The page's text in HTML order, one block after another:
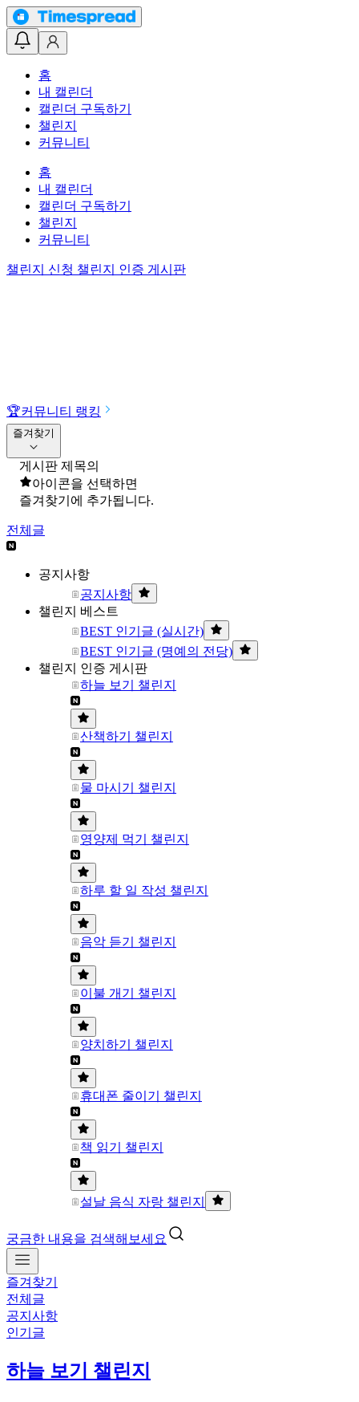
홈
내 캘린더
캘린더 구독하기
챌린지
커뮤니티
홈
내 캘린더
캘린더 구독하기
챌린지
커뮤니티
챌린지 신청 챌린지 인증 게시판
🏆커뮤니티 랭킹
즐겨찾기
게시판 제목의
아이콘을 선택하면
즐겨찾기에 추가됩니다.
전체글
공지사항
공지사항
챌린지 베스트
BEST 인기글 (실시간)
BEST 인기글 (명예의 전당)
챌린지 인증 게시판
하늘 보기 챌린지
산책하기 챌린지
물 마시기 챌린지
영양제 먹기 챌린지
하루 할 일 작성 챌린지
음악 듣기 챌린지
이불 개기 챌린지
양치하기 챌린지
휴대폰 줄이기 챌린지
책 읽기 챌린지
설날 음식 자랑 챌린지
궁금한 내용을 검색해보세요
즐겨찾기
전체글
공지사항
인기글
하늘 보기 챌린지